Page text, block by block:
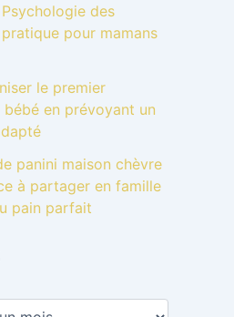
des
pour mamans
le premier
bébé en prévoyant un
panini maison chèvre
à partager en famille
pain parfait